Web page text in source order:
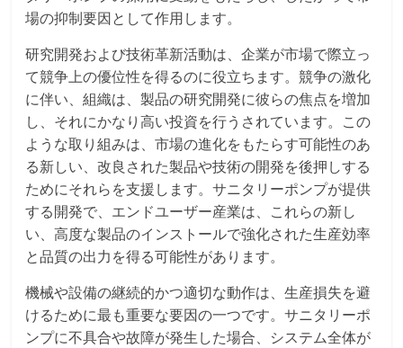
場の抑制要因として作用します。
研究開発および技術革新活動は、企業が市場で際立っ
て競争上の優位性を得るのに役立ちます。競争の激化
に伴い、組織は、製品の研究開発に彼らの焦点を増加
し、それにかなり高い投資を行うされています。この
ような取り組みは、市場の進化をもたらす可能性のあ
る新しい、改良された製品や技術の開発を後押しする
ためにそれらを支援します。サニタリーポンプが提供
する開発で、エンドユーザー産業は、これらの新し
い、高度な製品のインストールで強化された生産効率
と品質の出力を得る可能性があります。
機械や設備の継続的かつ適切な動作は、生産損失を避
けるために最も重要な要因の一つです。サニタリーポ
ンプに不具合や故障が発生した場合、システム全体が